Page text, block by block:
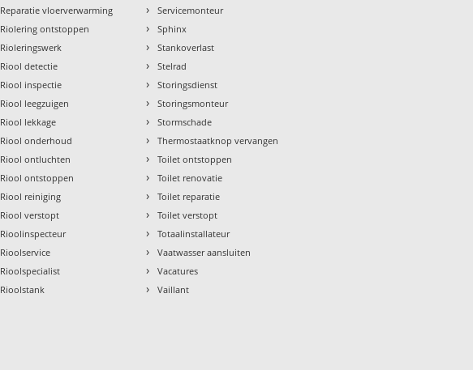
Reparatie vloerverwarming
Riolering ontstoppen
Rioleringswerk
Riool detectie
Riool inspectie
Riool leegzuigen
Riool lekkage
Riool onderhoud
Riool ontluchten
Riool ontstoppen
Riool reiniging
Riool verstopt
Rioolinspecteur
Rioolservice
Rioolspecialist
Rioolstank
› Servicemonteur
› Sphinx
› Stankoverlast
› Stelrad
› Storingsdienst
› Storingsmonteur
› Stormschade
› Thermostaatknop vervangen
› Toilet ontstoppen
› Toilet renovatie
› Toilet reparatie
› Toilet verstopt
› Totaalinstallateur
› Vaatwasser aansluiten
› Vacatures
› Vaillant